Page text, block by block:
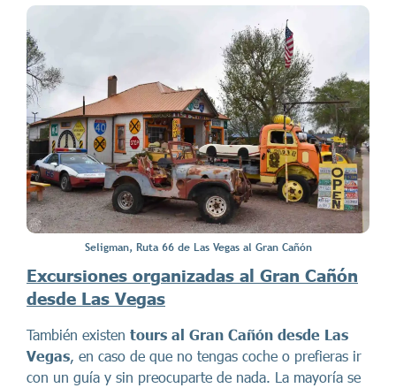
Seligman, Ruta 66 de Las Vegas al Gran Cañón
Excursiones organizadas al Gran Cañón
desde Las Vegas
También existen tours al Gran Cañón desde Las
Vegas , en caso de que no tengas coche o prefieras ir
con un guía y sin preocuparte de nada. La mayoría se